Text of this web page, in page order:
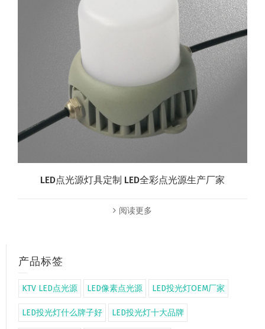
LED点光源灯具定制 LED全彩点光源生产厂家
阅读更多
产品标签
KTV LED点光源 LED像素点光源 LED投光灯OEM厂家
LED投光灯什么牌子好 LED投光灯十大品牌